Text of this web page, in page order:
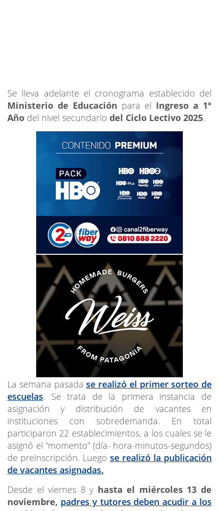
Se lleva adelante el cronograma establecido del
Ministerio de Educación para el Ingreso a 1°
Año del nivel secundario del Ciclo Lectivo 2025.
La semana pasadase realizó el primer sorteo de
escuelas. Se trata de la primera instancia de
asignación y distribución de vacantes en
instituciones con sobredemanda. En total
participaron 22 establecimientos, a los cuales se le
asignó el “momento” (día- hora-minutos-segundos)
de preinscripción. Luego se realizó la publicación
de vacantes asignadas.
Desde el viernes 8 y hasta el miércoles 13 de
noviembre, padres y tutores deben acudir a los